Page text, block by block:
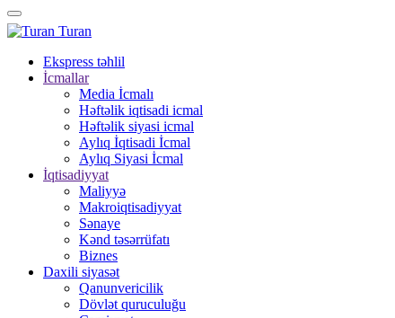
Turan
Ekspress təhlil
İcmallar
Media İcmalı
Həftəlik iqtisadi icmal
Həftəlik siyasi icmal
Aylıq İqtisadi İcmal
Aylıq Siyasi İcmal
İqtisadiyyat
Maliyyə
Makroiqtisadiyyat
Sənaye
Kənd təsərrüfatı
Biznes
Daxili siyasət
Qanunvericilik
Dövlət quruculuğu